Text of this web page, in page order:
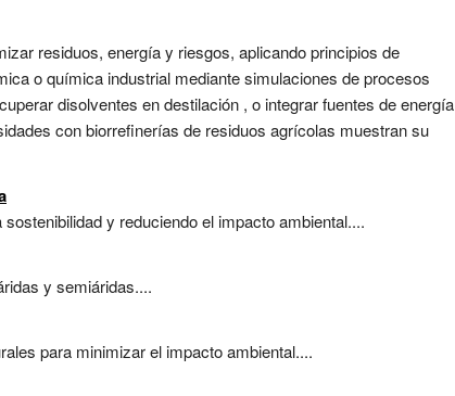
residuos, energía y riesgos, aplicando principios de
o química industrial mediante simulaciones de procesos
disolventes en destilación , o integrar fuentes de energía
con biorrefinerías de residuos agrícolas muestran su
y reduciendo el impacto ambiental....
y semiáridas....
para minimizar el impacto ambiental....